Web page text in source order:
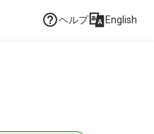
ヘルプ English